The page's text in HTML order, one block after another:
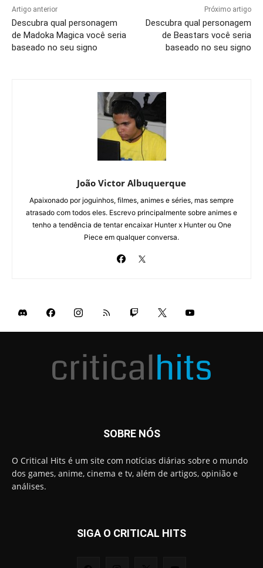
Artigo anterior
Descubra qual personagem
de Madoka Magica você seria
baseado no seu signo
Próximo artigo
Descubra qual personagem
de Beastars você seria
baseado no seu signo
João Victor Albuquerque
Apaixonado por joguinhos, filmes, animes e séries, mas sempre
atrasado com todos eles. Escrevo principalmente sobre animes e
tenho a tendência de tentar encaixar Hunter x Hunter ou One
Piece em qualquer conversa.
SOBRE NÓS
O Critical Hits é um site com notícias diárias sobre o mundo
dos games, anime, cinema e tv, além de artigos, opinião e
análises.
SIGA O CRITICAL HITS